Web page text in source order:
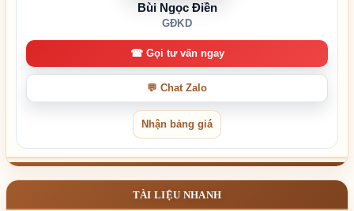
Bùi Ngọc Điền
GĐKD
☎ Gọi tư vấn ngay
💬 Chat Zalo
Nhận bảng giá
TÀI LIỆU NHANH